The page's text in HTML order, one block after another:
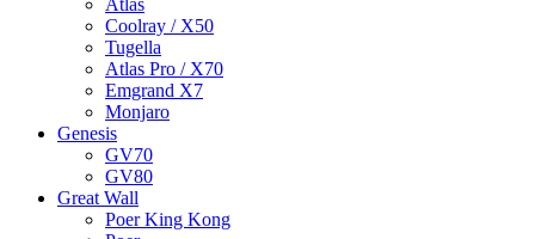
Coolray / X50
Tugella
Atlas Pro / X70
Emgrand X7
Monjaro
Genesis
GV70
GV80
Great Wall
Poer King Kong